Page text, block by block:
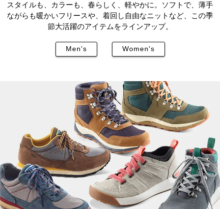
スタイルも、カラーも、春らしく、軽やかに。
ソフトで、薄手
ながらも暖かいフリースや、着回し自由なニットなど、
この季
節大活躍のアイテムをラインアップ。
Men's Women's